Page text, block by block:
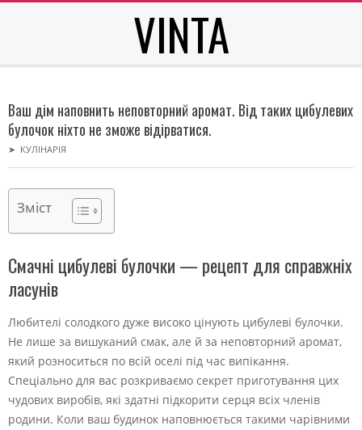
VINTA
Menu
Ваш дім наповнить неповторний аромат. Від таких цибулевих
булочок ніхто не зможе відірватися.
➤ КУЛІНАРІЯ
Зміст
Смачні цибулеві булочки — рецепт для справжніх
ласунів
Любителі солодкого дуже високо цінують цибулеві булочки.
Не лише за вишуканий смак, але й за неповторний аромат,
який розноситься по всій оселі під час випікання.
Спеціально для вас розкриваємо секрет приготування цих
чудових виробів, які здатні підкорити серця всіх членів
родини. Коли ваш будинок наповнюється такими чарівними